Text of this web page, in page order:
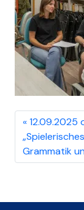
12.09.2025
Grammatik